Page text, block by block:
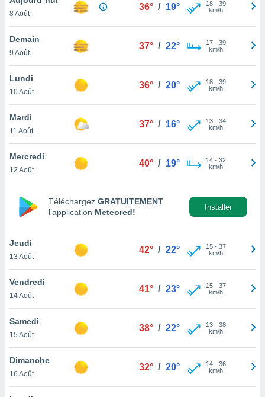
et
»,
au
vous
qu'ils
ou
le
ainsi
un
la
du
votre
à
8 Août
36° / 19° 18- 39
km/h
Demain
9 Août
37° / 22° 17- 39
km/h
Lundi
10 Août
36° / 20° 18- 39
km/h
Mardi
11 Août
37° / 16° 13- 34
km/h
Mercredi
12 Août
40° / 19° 14- 32
km/h
Téléchargez GRATUITEMENT
l’application Meteored!
Installer
Jeudi
13 Août
42° / 22° 15- 37
km/h
Vendredi
14 Août
41° / 23° 15- 37
km/h
Samedi
15 Août
38° / 22° 13- 38
km/h
Dimanche
16 Août
32° / 20° 14- 36
km/h